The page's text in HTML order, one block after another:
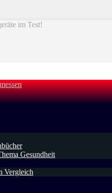
im Test!
Gesundheit
Vergleich